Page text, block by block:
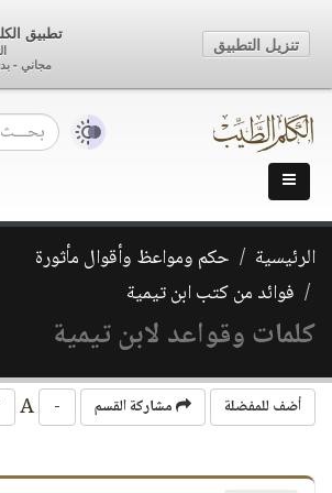
الرئيسية
حكم ومواعظ وأقوال مأثورة
فوائد من كتب ابن تيمية
كلمات وقواعد لابن تيمية
أضف للمفضلة مشاركة القسم -
تطبيق
مجاني -
تنزيل التطبيق